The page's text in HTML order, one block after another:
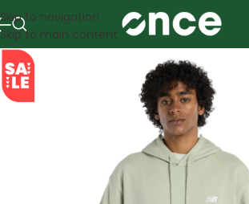
Skip to navigation
Skip to main content
SALE